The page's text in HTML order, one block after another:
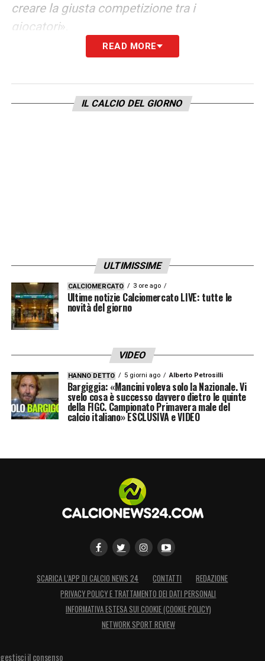
creare la giusta competizione tra i
giocatori».
CLICCA QUI PER LEGGERE LA
CONFERENZA STAMPA
COMPLETA DI NESTA SU
READ MORE
IL CALCIO DEL GIORNO
ULTIMISSIME
CALCIOMERCATO 3 ore ago
Ultime notizie Calciomercato LIVE: tutte le
novità del giorno
VIDEO
HANNO DETTO 5 giorni ago Alberto Petrosilli
Bargiggia: «Mancini voleva solo la Nazionale. Vi
svelo cosa è successo davvero dietro le quinte
della FIGC. Campionato Primavera male del
calcio italiano» ESCLUSIVA e VIDEO
SCARICA L’APP DI CALCIO NEWS 24 CONTATTI
REDAZIONE
PRIVACY POLICY E TRATTAMENTO DEI DATI PERSONALI
INFORMATIVA ESTESA SUI COOKIE (COOKIE POLICY)
NETWORK SPORT REVIEW
gestisci il consenso